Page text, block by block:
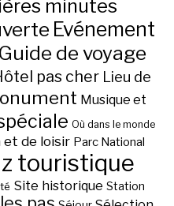
minutes
Evénement
Guide de voyage
pas cher Lieu de
Musique et
Où dans le monde
de loisir Parc National
touristique
Site historique Station